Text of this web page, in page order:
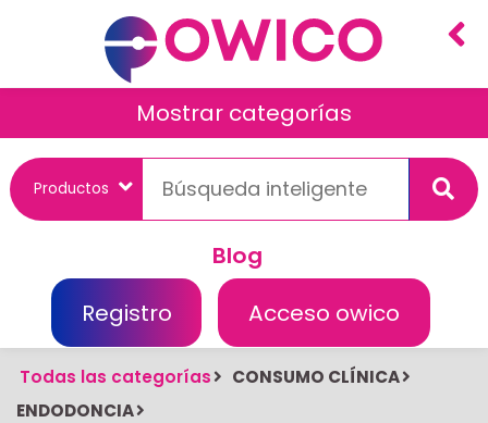
Mostrar categorías
Blog
Registro
Acceso owico
Todas las categorías
CONSUMO CLÍNICA
ENDODONCIA